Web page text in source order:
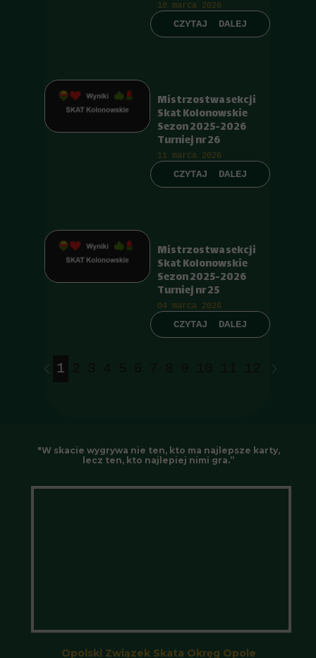
18 marca 2026
CZYTAJ DALEJ
Mistrzostwa sekcji
Skat Kolonowskie
Sezon 2025-2026
Turniej nr 26
11 marca 2026
CZYTAJ DALEJ
Mistrzostwa sekcji
Skat Kolonowskie
Sezon 2025-2026
Turniej nr 25
04 marca 2026
CZYTAJ DALEJ
1 13
"W skacie wygrywa nie ten, kto ma najlepsze karty,
lecz ten, kto najlepiej nimi gra.”
Opolski Związek Skata Okręg Opole